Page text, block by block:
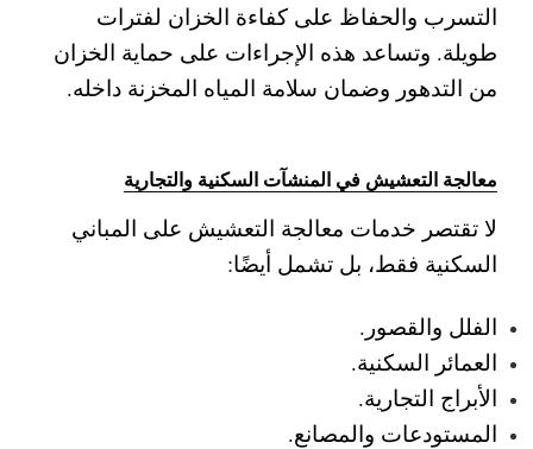
التسرب والحفاظ على كفاءة الخزان لفترات
طويلة. وتساعد هذه الإجراءات على حماية الخزان
من التدهور وضمان سلامة المياه المخزنة داخله.
معالجة التعشيش في المنشآت السكنية والتجارية
لا تقتصر خدمات معالجة التعشيش على المباني
السكنية فقط، بل تشمل أيضًا:
الفلل والقصور.
العمائر السكنية.
الأبراج التجارية.
المستودعات والمصانع.